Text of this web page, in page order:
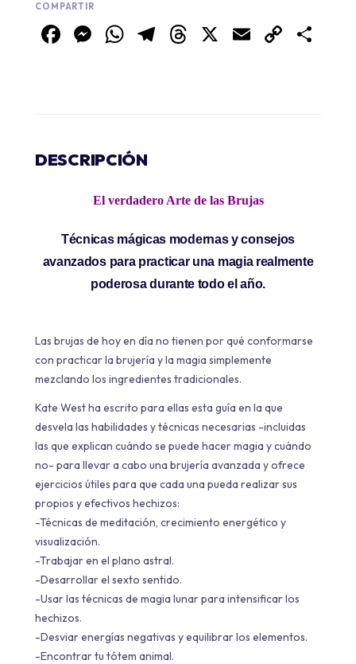
COMPARTIR
Facebook
Messenger
WhatsApp
Telegram
Threads
X EmailCopy
DESCRIPCIÓN
El verdadero Arte de las Brujas
Técnicas mágicas modernas y consejos
avanzados para practicar una magia realmente
poderosa durante todo el año.
Las brujas de hoy en día no tienen por qué conformarse
con practicar la brujería y la magia simplemente
mezclando los ingredientes tradicionales.
Kate West ha escrito para ellas esta guía en la que
desvela las habilidades y técnicas necesarias -incluidas
las que explican cuándo se puede hacer magia y cuándo
no- para llevar a cabo una brujería avanzada y ofrece
ejercicios útiles para que cada una pueda realizar sus
propios y efectivos hechizos:
-Técnicas de meditación, crecimiento energético y
visualización.
-Trabajar en el plano astral.
-Desarrollar el sexto sentido.
-Usar las técnicas de magia lunar para intensificar los
hechizos.
-Desviar energías negativas y equilibrar los elementos.
-Encontrar tu tótem animal.